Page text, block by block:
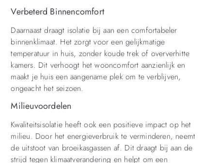
Verbeterd Binnencomfort
Daarnaast draagt isolatie bij aan een comfortabeler
binnenklimaat. Het zorgt voor een gelijkmatige
temperatuur in huis, zonder koude trek of oververhitte
kamers. Dit verhoogt het wooncomfort aanzienlijk en
maakt je huis een aangename plek om te verblijven,
ongeacht het seizoen.
Milieuvoordelen
Kwaliteitsisolatie heeft ook een positieve impact op het
milieu. Door het energieverbruik te verminderen, neemt
de uitstoot van broeikasgassen af. Dit draagt bij aan de
strijd tegen klimaatverandering en helpt om een